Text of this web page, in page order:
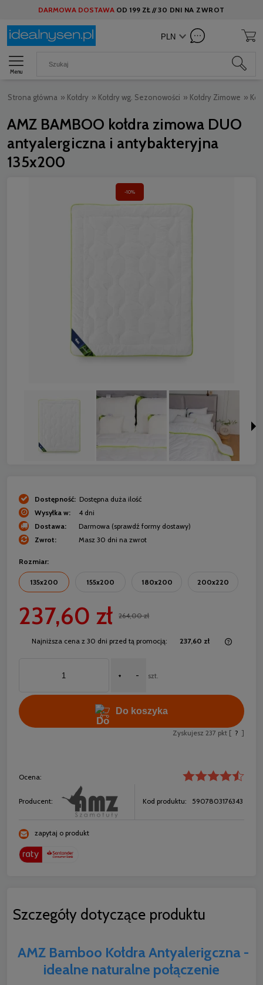
DARMOWA DOSTAWA OD 199 ZŁ //30 DNI NA ZWROT
Menu
Strona główna » Kołdry » Kołdry wg. Sezonowości » Kołdry Zimowe »
AMZ BAMBOO kołdra zimowa DUO
antyalergiczna i antybakteryjna
135x200
-10%
Dostępność: Dostępna duża ilość
Wysyłka w:
4 dni
Dostawa:
Darmowa (sprawdź formy dostawy)
Zwrot:
Masz 30 dni na zwrot
Rozmiar:
135x200 155x200 180x200 200x220
237,60 zł 264,00 zł
Najniższa cena z 30 dni przed tą promocją: 237,60 zł
+ - szt.
Do koszyka
Zyskujesz 237 pkt [ ? ]
Ocena:
Producent: Kod produktu: 5907803176343
zapytaj o produkt
Szczegóły dotyczące produktu
AMZ Bamboo Kołdra Antyalerigczna -
idealne naturalne połączenie